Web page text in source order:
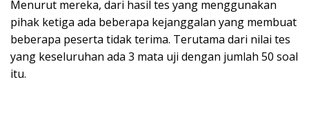
Menurut mereka, dari hasil tes yang menggunakan
pihak ketiga ada beberapa kejanggalan yang membuat
beberapa peserta tidak terima. Terutama dari nilai tes
yang keseluruhan ada 3 mata uji dengan jumlah 50 soal
itu.